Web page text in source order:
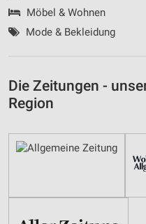
Möbel & Wohnen
Mode & Bekleidung
Die Zeitungen -
Region